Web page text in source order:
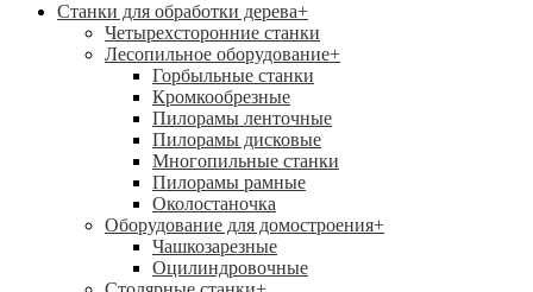
Станки для обработки дерева+
Четырехсторонние станки
Лесопильное оборудование+
Горбыльные станки
Кромкообрезные
Пилорамы ленточные
Пилорамы дисковые
Многопильные станки
Пилорамы рамные
Околостаночка
Оборудование для домостроения+
Чашкозарезные
Оцилиндровочные